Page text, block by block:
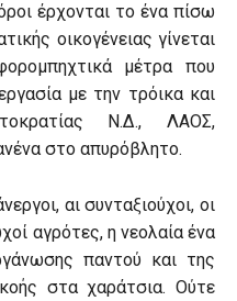
έρχονται το ένα πίσω
οικογένειας γίνεται
μέτρα που
με την τρόικα και
Ν.Δ., ΛΑΟΣ,
στο απυρόβλητο.
αι συνταξιούχοι, οι
αγρότες, η νεολαία ένα
παντού και της
στα χαράτσια. Ούτε